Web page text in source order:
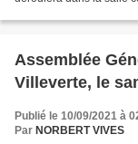
Assemblée
Villeverte, le
Publié le 10/09/2021 à
Par NORBERT VIVES